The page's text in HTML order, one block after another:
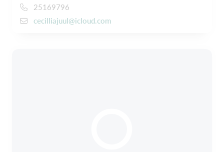
25169796
cecilliajuul@icloud.com